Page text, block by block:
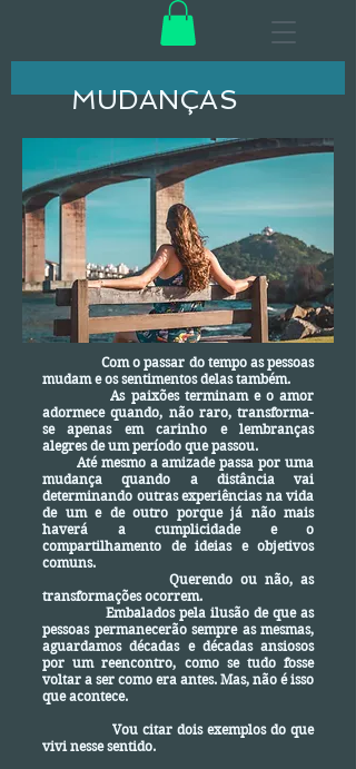
MUDANÇAS
Com o passar do tempo as pessoas
mudam e os sentimentos delas também.
As paixões terminam e o amor
adormece quando, não raro, transforma-
se apenas em carinho e lembranças
alegres de um período que passou.
Até mesmo a amizade passa por uma
mudança quando a distância vai
determinando outras experiências na vida
de um e de outro porque já não mais
haverá a cumplicidade e o
compartilhamento de ideias e objetivos
comuns.
Querendo ou não, as
transformações ocorrem.
Embalados pela ilusão de que as
pessoas permanecerão sempre as mesmas,
aguardamos décadas e décadas ansiosos
por um reencontro, como se tudo fosse
voltar a ser como era antes. Mas, não é isso
que acontece.
Vou citar dois exemplos do que
vivi nesse sentido.